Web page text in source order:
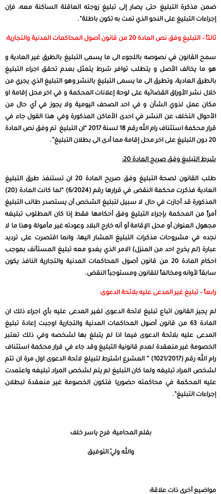
ضمن مذكرة التبليغ حتى يصار إلى تبليغ زوجته العاقلة الساكنة معه، فإن
إجراءات التبليغ على النحو الذي تمت به تكون باطلة”.
ثالثاً – التبليغ وفق نص المادة 20 من قانون أصول المحاكمات المدنية والتجارية:
سمح القانون في نصوصه باللجوء الى ما يسمى التبليغ بالطرق غير العادية و
هو ما يخالف الأصل و يتطلب توافر شرط يتمثل بعدم تحقق اجراء التبليغ
بالطرق العادية، وتطرق الى ما يسمى التبليغ بالنشر وهو التبليغ الذي يجري من
خلال نشر الأوراق القضائية على لوحة إعلانات المحكمة و في اخر محل إقامة او
مكان عمل لذوي الشأن و في احد الصحف اليومية ولا يجوز في أي حال من
الأحوال التخلف عن النشر في احدى الأماكن المذكورة وفي هذا القول جاء في
قرار محكمة استئناف رام الله رقم 18 لسنة 2017 “ان التبليغ تم وفق نص المادة
20 دون التبليغ على اخر محل إقامة مما أدى الى بطلان التبليغ”.
شرط التبليغ وفق صريح المادة 20:
طلب القانون لصحة التبليغ وفق صريح المادة 20 ان تستنفذ طرق التبليغ
العادية فذكرت محكمة النقض في قرارها رقم (6/2024) “لما كانت المادة (20)
المذكورة قد أجازت في حال لا سبيل لتبليغ الشخص أن يستصدر طالب التبليغ
أمراً من المحكمة بإجراء التبليغ وفق أحكامها فقط إذا كان المطلوب تبليغه
مجهول العنوان أو محل الإقامة أو أنه خارج البلاد وعودته غير مأمولة وهذا ما لا
نجده في مشروحات مذكرات التبليغ المشار اليها، وانما اقتصرت على ترديد
عبارة (لم يخرج احد من المنزل) الامر الذي يغدو معه تبليغ المستأنف بموجب
احكام المادة 20 من قانون أصول المحاكمات المدنية والتجارية النافذ يكون
سابقاً لأوانه ومخالفاً للقانون ومستوجباً النقض.
رابعاً – تبليغ غير المدعى عليه بلائحة الدعوى:
لم يجيز القانون اتباع تبليغ لائحة الدعوى لغير المدعى عليه بأي اجراء ذلك ان
المادة 63 من قانون أصول المحاكمات المدنية والتجارية اوجبت إعادة تبليغ
المدعى عليه بلائحة الدعوى فيما اذا لم يتبلغ بها لشخصه وفي ذلك تعتبر
الخصومة غير منعقدة لعدم قانونية التبليغ وقد جاء في قرار محكمة استئناف
رام الله رقم (1021/2017) ” المشرع اشترط لتبيلغ لائحة الدعوى اول مرة ان تتم
لشخص المراد تبليغه ولما كان التبليغ لم يتم لشخص المراد تبليغه واعتمدت
عليه المحكمة في محاكمته حضوريا فتكون الخصومة غير منعقدة لبطلان
إجراءات التبليغ”.
بقلم المحامية: فرح ياسر خلف
والله وليّ التوفيق
مواضيع أخرى ذات علاقة: